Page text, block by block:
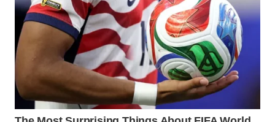
WN
BEKASI
WN
WN
DEPOK